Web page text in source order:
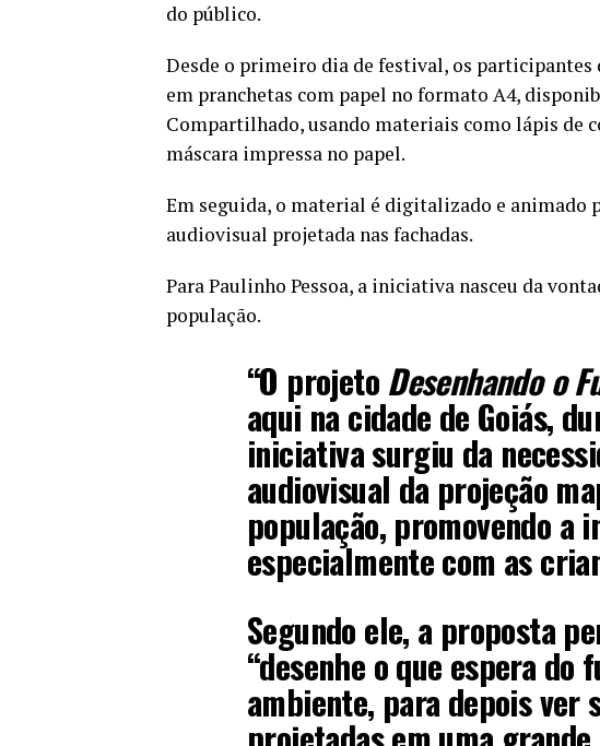
do público.
Desde o primeiro dia de festival, os participantes
em pranchetas com papel no formato A4,
Compartilhado, usando materiais como lápis de
máscara impressa no papel.
Em seguida, o material é digitalizado e animado
audiovisual projetada nas fachadas.
Para Paulinho Pessoa, a iniciativa nasceu da
população.
“O projeto Desenhando o
aqui na cidade de Goiás,
iniciativa surgiu da
audiovisual da projeção
população, promovendo a
especialmente com as
Segundo ele, a proposta
“desenhe o que espera do
ambiente, para depois ver